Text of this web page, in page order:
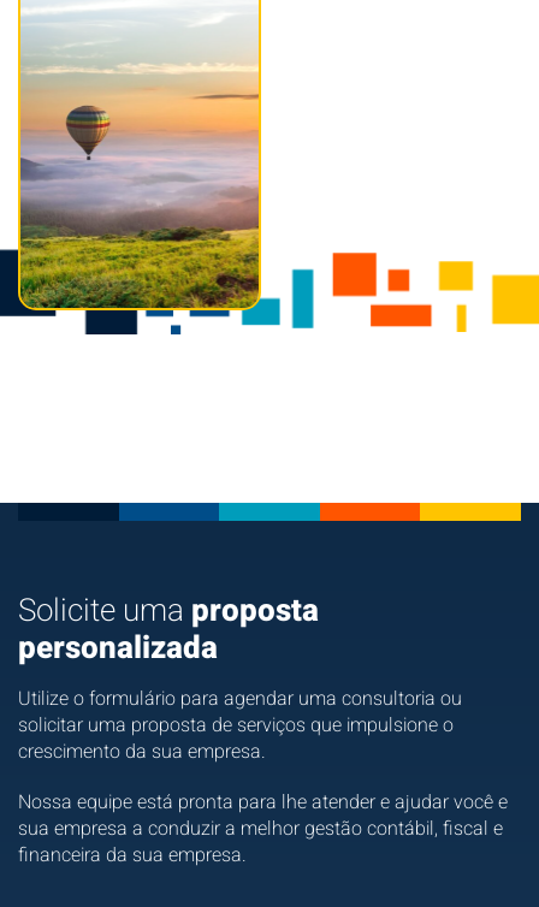
Solicite uma proposta
personalizada
Utilize o formulário para agendar uma consultoria ou
solicitar uma proposta de serviços que impulsione o
crescimento da sua empresa.
Nossa equipe está pronta para lhe atender e ajudar você e
sua empresa a conduzir a melhor gestão contábil, fiscal e
financeira da sua empresa.